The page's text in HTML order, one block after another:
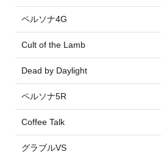
ペルソナ4G
Cult of the Lamb
Dead by Daylight
ペルソナ5R
Coffee Talk
グラブルVS